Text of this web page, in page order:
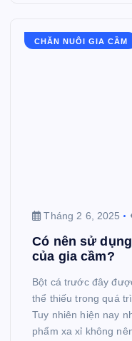
CHĂN NUÔI GIA CẦM
Tháng 2 6, 2025
Có nên sử
của gia cầm?
Bột cá trước đây
thể thiếu trong quá
Tuy nhiên hiện nay
phẩm xa xỉ không